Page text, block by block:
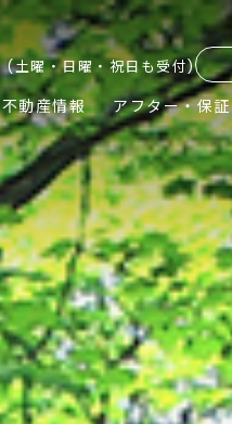
(土曜・日曜・祝日も受付)
不動産情報 アフター・保証